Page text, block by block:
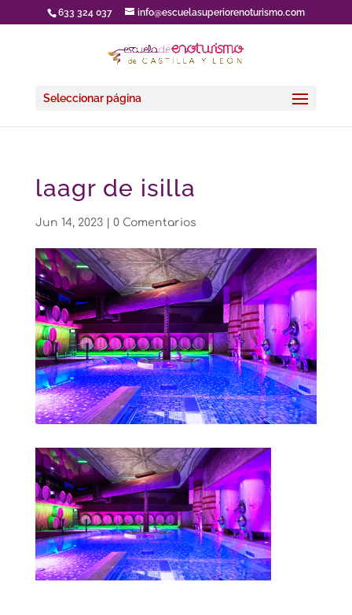
633 324 037 info@escuelasuperiorenoturismo.com
Seleccionar página
laagr de isilla
Jun 14, 2023| 0 Comentarios